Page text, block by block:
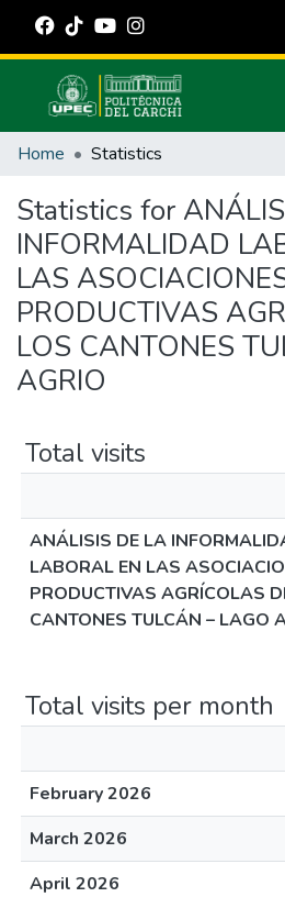
Communities & Collections
Estadísticas Externas
Manuales
Home Statistics
Statistics for
INFORMALIDAD
LAS
PRODUCTIVAS
LOS CANTONES
AGRIO
Total visits
ANÁLISIS DE LA
LABORAL EN LAS
PRODUCTIVAS AGRÍCOLAS
CANTONES TULCÁN – LAGO
Total visits per month
February 2026
March 2026
April 2026